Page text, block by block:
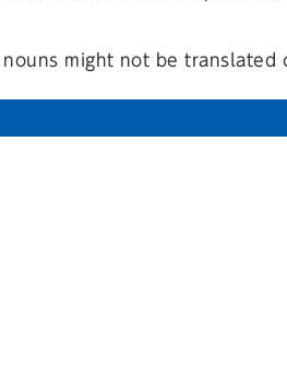
nouns might not be translated